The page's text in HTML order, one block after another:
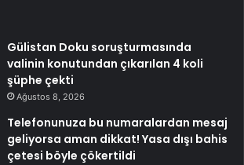
Gülistan Doku soruşturmasında
valinin konutundan çıkarılan 4 koli
şüphe çekti
Ağustos 8, 2026
Telefonunuza bu numaralardan mesaj
geliyorsa aman dikkat! Yasa dışı bahis
çetesi böyle çökertildi